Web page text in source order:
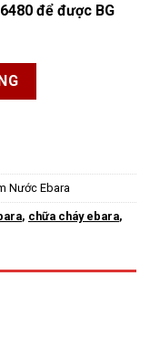
để được BG
Nước Ebara
, chữa cháy ebara,